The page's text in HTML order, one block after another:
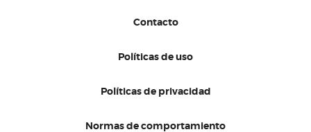
Contacto
Políticas de uso
Políticas de privacidad
Normas de comportamiento